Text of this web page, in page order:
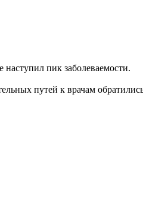
пик заболеваемости.
путей к врачам